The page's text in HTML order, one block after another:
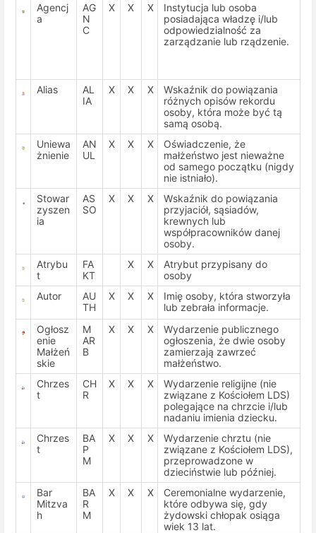
Agencj
a
AG
N
C
X X X
Instytucja lub osoba
posiadająca władzę i/lub
odpowiedzialność za
zarządzanie lub rządzenie.
Alias
AL
IA
X X X
Wskaźnik do powiązania
różnych opisów rekordu
osoby, która może być tą
samą osobą.
Uniewa
żnienie
AN
UL
X X X
Oświadczenie, że
małżeństwo jest nieważne
od samego początku (nigdy
nie istniało).
Stowar
zyszen
ia
AS
SO
X X X
Wskaźnik do powiązania
przyjaciół, sąsiadów,
krewnych lub
współpracowników danej
osoby.
Atrybu
t
FA
KT
X X
Atrybut przypisany do
osoby
Autor
AU
TH
X X X
Imię osoby, która stworzyła
lub zebrała informacje.
Ogłosz
enie
Małżeń
skie
M
AR
B
X X X
Wydarzenie publicznego
ogłoszenia, że dwie osoby
zamierzają zawrzeć
małżeństwo.
Chrzes
t
CH
R
X X X
Wydarzenie religijne (nie
związane z Kościołem LDS)
polegające na chrzcie i/lub
nadaniu imienia dziecku.
Chrzes
t
BA
P
M
X X X
Wydarzenie chrztu (nie
związane z Kościołem LDS),
przeprowadzone w
dzieciństwie lub później.
Bar
Mitzva
h
BA
R
M
X X X
Ceremonialne wydarzenie,
które odbywa się, gdy
żydowski chłopak osiąga
wiek 13 lat.